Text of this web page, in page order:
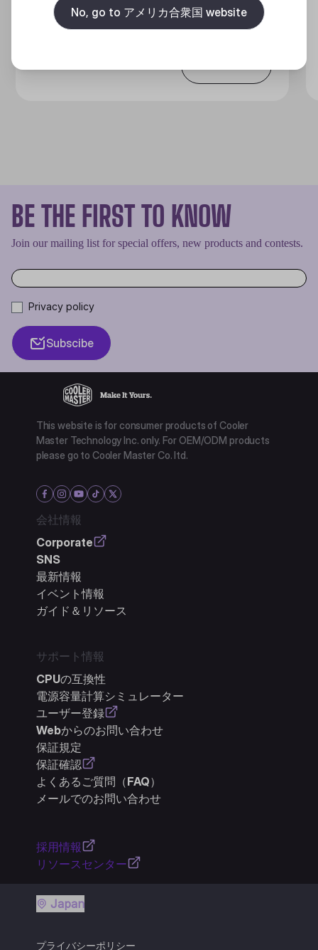
BE THE FIRST TO KNOW
Join our mailing list for special offers, new products and contests.
Privacy policy
Subscibe
This website is for consumer products of Cooler
Master Technology Inc. only. For OEM/ODM products
please go to Cooler Master Co. ltd.
会社情報
Corporate
SNS
最新情報
イベント情報
ガイド＆リソース
サポート情報
CPUの互換性
電源容量計算シミュレーター
ユーザー登録
Webからのお問い合わせ
保証規定
保証確認
よくあるご質問（FAQ）
メールでのお問い合わせ
採用情報
リソースセンター
プライバシーポリシー
Japan
No, go to アメリカ合衆国 website